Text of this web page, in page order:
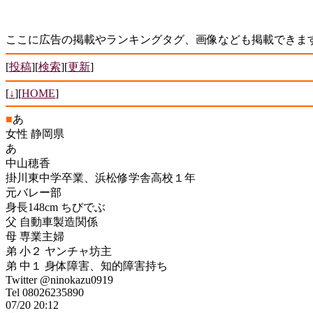
ここに広告の掲載やランキングタグ、画像なども掲載できま
[投稿][検索][更新]
[↓][HOME]
■あ
女性 静岡県
あ
中山穂香
掛川東中学卒業、浜松修学舎高校１年
元バレー部
身長148cm ちびでぶ
父 自動車製造関係
母 専業主婦
弟 小２ ヤンチャ坊主
弟 中１ 身体障害、知的障害持ち
Twitter @ninokazu0919
Tel 08026235890
07/20 20:12